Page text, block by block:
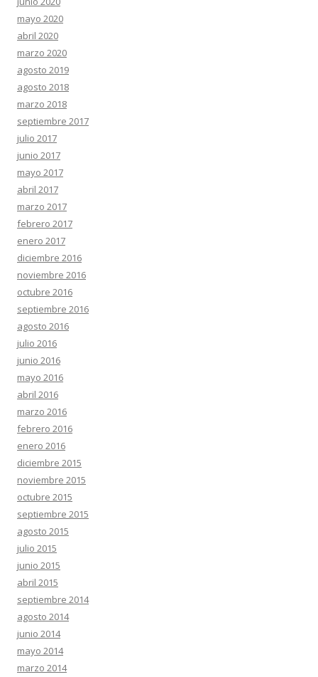
mayo 2020
abril 2020
marzo 2020
agosto 2019
agosto 2018
marzo 2018
septiembre 2017
julio 2017
junio 2017
mayo 2017
abril 2017
marzo 2017
febrero 2017
enero 2017
diciembre 2016
noviembre 2016
octubre 2016
septiembre 2016
agosto 2016
julio 2016
junio 2016
mayo 2016
abril 2016
marzo 2016
febrero 2016
enero 2016
diciembre 2015
noviembre 2015
octubre 2015
septiembre 2015
agosto 2015
julio 2015
junio 2015
abril 2015
septiembre 2014
agosto 2014
junio 2014
mayo 2014
marzo 2014